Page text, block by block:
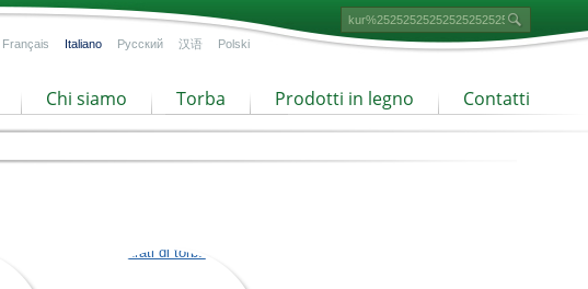
Français Italiano Русский 汉语 Polski
Chi siamo Torba Prodotti in legno Contatti